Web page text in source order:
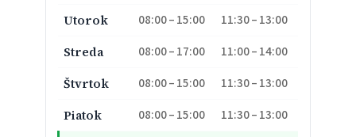
Utorok 08:00 – 15:00 11:30 – 13:00
Streda 08:00 – 17:00 11:00 – 14:00
Štvrtok 08:00 – 15:00 11:30 – 13:00
Piatok 08:00 – 15:00 11:30 – 13:00